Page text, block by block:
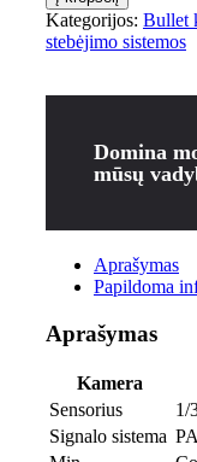
Kategorijos: Bullet
stebėjimo sistemos
Domina
mūsų
Aprašymas
Papildoma
Aprašymas
Kamera
Sensorius
1/
Signalo sistema